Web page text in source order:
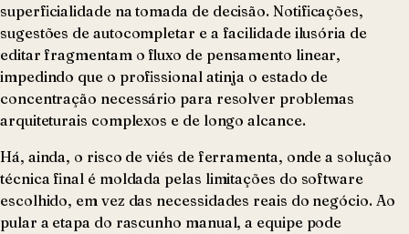
superficialidade na tomada de decisão. Notificações,
sugestões de autocompletar e a facilidade ilusória de
editar fragmentam o fluxo de pensamento linear,
impedindo que o profissional atinja o estado de
concentração necessário para resolver problemas
arquiteturais complexos e de longo alcance.
Há, ainda, o risco de viés de ferramenta, onde a solução
técnica final é moldada pelas limitações do software
escolhido, em vez das necessidades reais do negócio. Ao
pular a etapa do rascunho manual, a equipe pode